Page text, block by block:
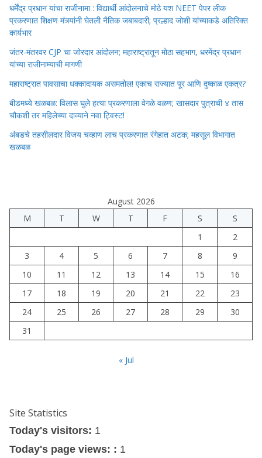
धर्मेंद्र प्रधान यांचा राजीनामा : विद्यार्थी आंदोलनाचे मोठे यश NEET पेपर लीक
प्रकरणात शिक्षण मंत्र्यांनी घेतली नैतिक जबाबदारी; प्रल्हाद जोशी यांच्याकडे अतिरिक्त
कार्यभार
जंतर-मंतरवर CJP चा जोरदार आंदोलन; महाराष्ट्रातून मोठा सहभाग, धरमेंद्र प्रधान
यांच्या राजीनाम्याची मागणी
महाराष्ट्रात पावसाचा धक्कादायक असमतोल! एकाच राज्यात पूर आणि दुष्काळ एकत्र?
बीडमध्ये खळबळ: विलास घुले हत्या प्रकरणाला वेगळे वळण; खासदार पुत्राची ४ तास
चौकशी तर महिलेच्या दाव्याने नवा ट्विस्ट!
अंबडचे तहसीलदार विजय चव्हाण लाच प्रकरणात रंगेहात अटक; महसूल विभागात
खळबळ
August 2026
M
T W T F S
S
1
2
3
4 5 6 7 8
9
10
11 12 13 14 15
16
17
18 19 20 21 22
23
24
25 26 27 28 29
30
31
« Jul
Site Statistics
Today's visitors: 1
Today's page views: : 1